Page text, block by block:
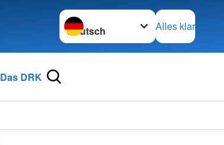
Sprache wechseln zu
Alles klar
Das DRK